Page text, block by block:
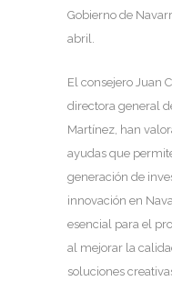
Gobierno de
abril.
El consejero Juan
directora general
Martínez, han
ayudas que
generación de
innovación en
esencial para el
al mejorar la
soluciones